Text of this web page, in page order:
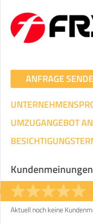
ANFRAGE
UMZUGANGEBOT
Kundenmeinungen
Aktuell noch keine